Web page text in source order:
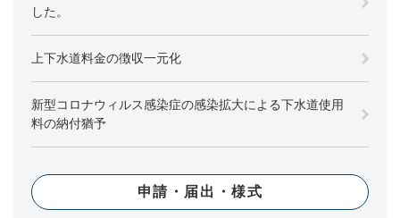
した。
上下水道料金の徴収一元化
新型コロナウィルス感染症の感染拡大による下水道使用
料の納付猶予
申請・届出・様式